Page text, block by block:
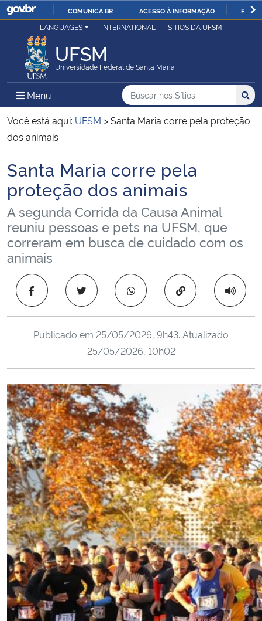
IR
COMUNICA BR ACESSO À INFORMAÇÃO
Ministério da Justiça e Segurança Pública
Ministério da Defesa
Ministério das Relações Exteriores
Ministério da Infraestrutura
Ministério da Agricultura, Pecuária e Abastecimento
Ministério da Educação
Ministério da Cidadania
Ministério da Saúde
Ministério de Minas e Energia
Ministério do Meio Ambiente
Ministério do Turismo
Ministério do Desenvolvimento Regional
Controladoria-Geral da União
Ministério da Mulher, da Família e dos Direitos Humanos
Secretaria-Geral
Secretaria de Governo
Gabinete de Segurança Institucional
LANGUAGES INTERNATIONAL SÍTIOS DA UFSM
UFSM
Universidade Federal de Santa Maria
Menu Menu Principal do Sítio
Busca
Buscar no nos Sítios
Busca:
Você está aqui: UFSM >Santa Maria corre pela proteção
dos animais
Início do conteúdo
Santa Maria corre pela
proteção dos animais
A segunda Corrida da Causa Animal
reuniu pessoas e pets na UFSM, que
correram em busca de cuidado com os
animais
Copiar para área
Publicado em 25/05/2026, 9h43. Atualizado
25/05/2026, 10h02